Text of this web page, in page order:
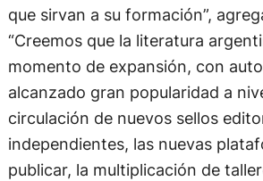
que sirvan a su formación”,
“Creemos que la literatura
momento de expansión, con
alcanzado gran popularidad a
circulación de nuevos sellos
independientes, las nuevas
publicar, la multiplicación de